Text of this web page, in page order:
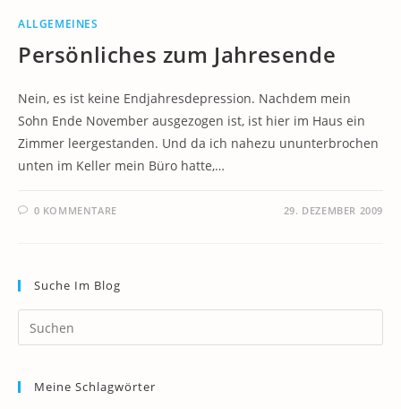
ALLGEMEINES
Persönliches zum Jahresende
Nein, es ist keine Endjahresdepression. Nachdem mein
Sohn Ende November ausgezogen ist, ist hier im Haus ein
Zimmer leergestanden. Und da ich nahezu ununterbrochen
unten im Keller mein Büro hatte,…
0 KOMMENTARE 29. DEZEMBER 2009
Suche Im Blog
Meine Schlagwörter